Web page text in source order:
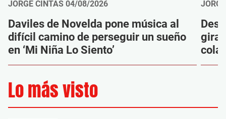
JORGE CINTAS 04/08/2026
Daviles de Novelda pone música al
difícil camino de perseguir un sueño
en ‘Mi Niña Lo Siento’
gira
Lo más visto